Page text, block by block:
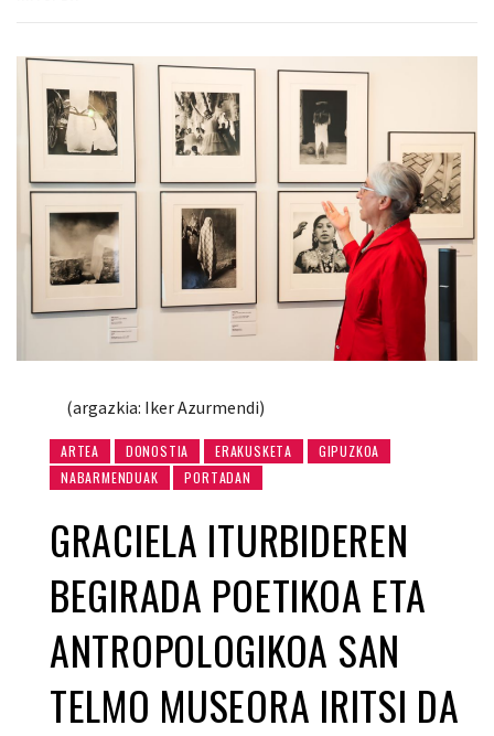
(argazkia: Iker Azurmendi)
ARTEA DONOSTIA ERAKUSKETA
GIPUZKOA
NABARMENDUAK
PORTADAN
GRACIELA ITURBIDEREN
BEGIRADA POETIKOA ETA
ANTROPOLOGIKOA SAN
TELMO MUSEORA IRITSI DA